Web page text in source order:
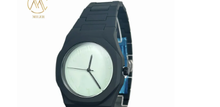
Skontaktuj się z nami